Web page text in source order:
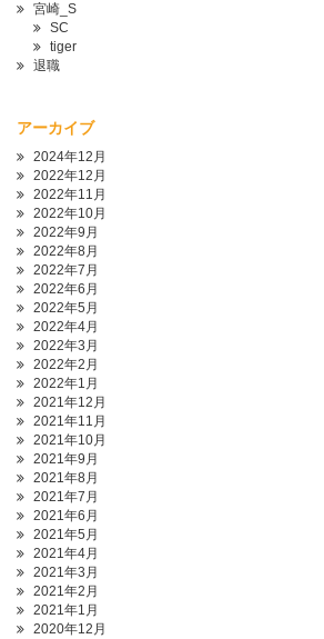
宮崎_S
SC
tiger
退職
アーカイブ
2024年12月
2022年12月
2022年11月
2022年10月
2022年9月
2022年8月
2022年7月
2022年6月
2022年5月
2022年4月
2022年3月
2022年2月
2022年1月
2021年12月
2021年11月
2021年10月
2021年9月
2021年8月
2021年7月
2021年6月
2021年5月
2021年4月
2021年3月
2021年2月
2021年1月
2020年12月